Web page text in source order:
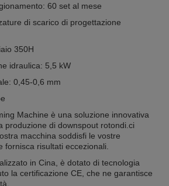
60 set al mese
di scarico di progettazione
350H
idraulica: 5,5 kW
0,45-0,6 mm
Machine è una soluzione innovativa
produzione di downspout rotondi.ci
macchina soddisfi le vostre
fornisca risultati eccezionali.
in Cina, è dotato di tecnologia
la certificazione CE, che ne garantisce